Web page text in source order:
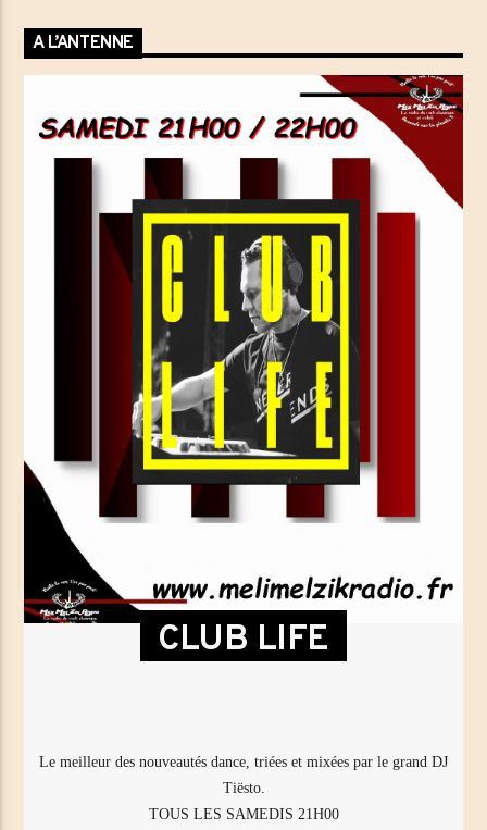
A L’ANTENNE
CLUB LIFE
Le meilleur des nouveautés dance, triées et mixées par le grand DJ
Tiësto.
TOUS LES SAMEDIS 21H00